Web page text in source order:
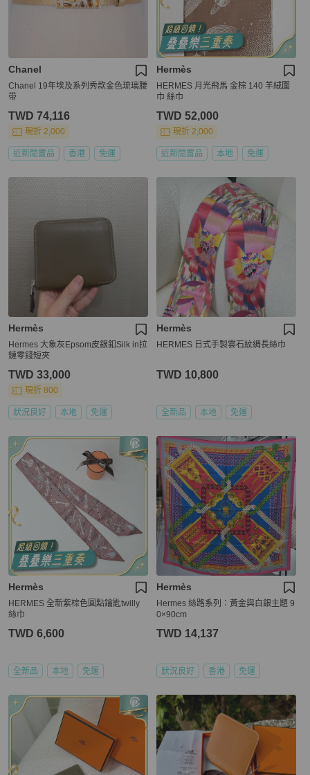
Chanel
Chanel 19年埃及系列秀款金色琉璃腰
带
TWD 74,116
現折 2,000
近新閒置品 香港 免運
Hermès
HERMES 月光飛馬 金棕 140 羊絨圍
巾 絲巾
TWD 52,000
現折 2,000
近新閒置品 本地 免運
Hermès
Hermes 大象灰Epsom皮銀釦Silk in拉
鏈零錢短夾
TWD 33,000
現折 800
狀況良好 本地 免運
Hermès
HERMES 日式手製雲石紋綢長絲巾
TWD 10,800
全新品 本地 免運
Hermès
HERMES 全新紫棕色圓點鑰匙twilly
絲巾
TWD 6,600
全新品 本地 免運
Hermès
Hermes 絲路系列：黃金與白銀主題 9
0×90cm
TWD 14,137
狀況良好 香港 免運